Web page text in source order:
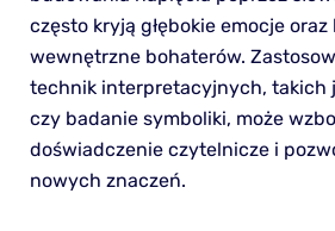
często kryją głębokie emocje
wewnętrzne bohaterów.
technik interpretacyjnych, takich
czy badanie symboliki, może
doświadczenie czytelnicze i
nowych znaczeń.